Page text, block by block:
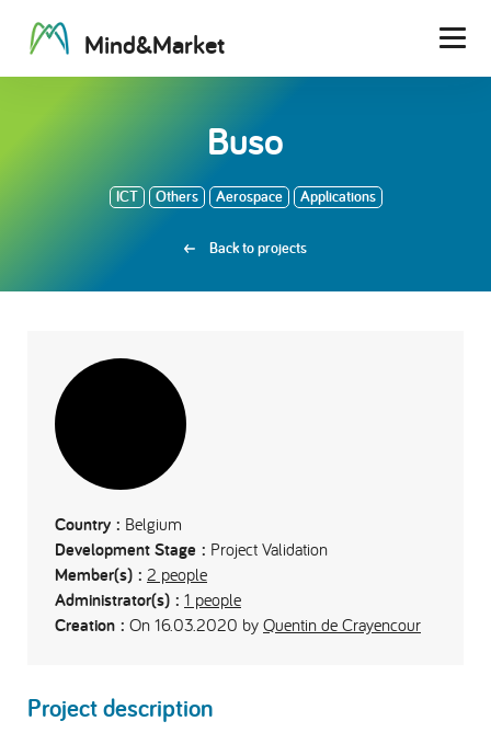
Mind&Market
Buso
ICT Others Aerospace Applications
Back to projects
Country : Belgium
Development Stage : Project Validation
Member(s) : 2 people
Administrator(s) : 1 people
Creation : On 16.03.2020 by Quentin de Crayencour
Project description